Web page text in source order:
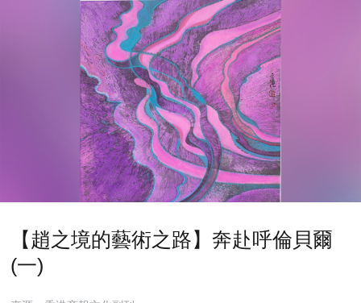
【趙之境的藝術之路】奔赴呼倫貝爾
(一)